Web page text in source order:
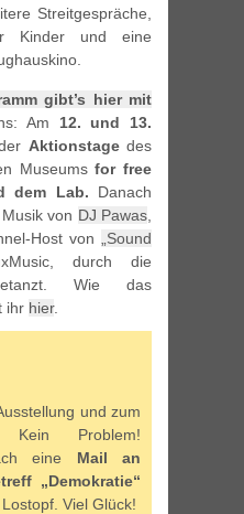
Streitgespräche,
Kinder und eine
gibt’s hier mit
Am 12. und 13.
Aktionstage des
Museumsfor free
dem Lab. Danach
von DJ Pawas
Host von
„Sound
durch die
Wie das
ihr hier.
und zum
Kein Problem!
eine Mail an
„Demokratie“
Viel Glück!